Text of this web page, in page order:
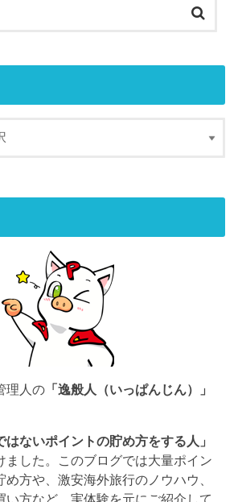
理人の 「逸般人（いっぱんじん）」
はないポイントの貯め方をする人」
ました。このブログでは大量ポイン
め方や、激安海外旅行のノウハウ、